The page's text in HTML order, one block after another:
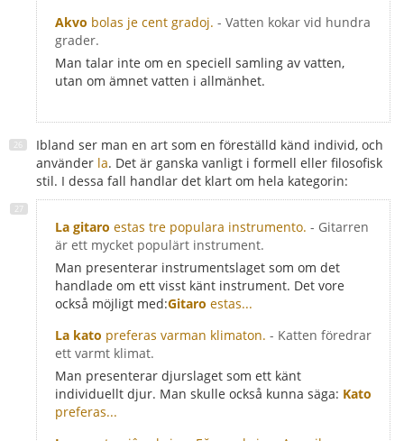
Akvo bolas je cent gradoj. - Vatten kokar vid hundra
grader.
Man talar inte om en speciell samling av vatten,
utan om ämnet vatten i allmänhet.
Ibland ser man en art som en föreställd känd individ, och
använder la. Det är ganska vanligt i formell eller filosofisk
stil. I dessa fall handlar det klart om hela kategorin:
La gitaro estas tre populara instrumento. - Gitarren
är ett mycket populärt instrument.
Man presenterar instrumentslaget som om det
handlade om ett visst känt instrument. Det vore
också möjligt med:Gitaro estas...
La kato preferas varman klimaton. - Katten föredrar
ett varmt klimat.
Man presenterar djurslaget som ett känt
individuellt djur. Man skulle också kunna säga: Kato
preferas...